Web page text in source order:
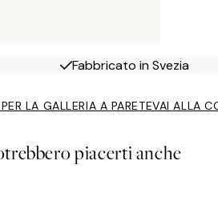
Fabbricato in Svezia
LA GALLERIA A PARETEVAI ALLA
piacerti anche